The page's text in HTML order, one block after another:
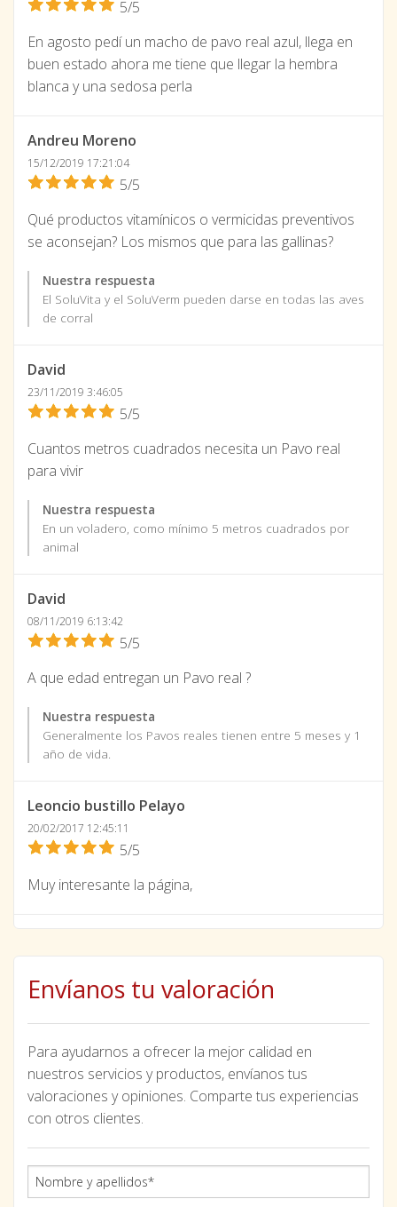
5/5
En agosto pedí un macho de pavo real azul, llega en
buen estado ahora me tiene que llegar la hembra
blanca y una sedosa perla
Andreu Moreno
15/12/2019 17:21:04
5/5
Qué productos vitamínicos o vermicidas preventivos
se aconsejan? Los mismos que para las gallinas?
Nuestra respuesta
El SoluVita y el SoluVerm pueden darse en todas las aves
de corral
David
23/11/2019 3:46:05
5/5
Cuantos metros cuadrados necesita un Pavo real
para vivir
Nuestra respuesta
En un voladero, como mínimo 5 metros cuadrados por
animal
David
08/11/2019 6:13:42
5/5
A que edad entregan un Pavo real ?
Nuestra respuesta
Generalmente los Pavos reales tienen entre 5 meses y 1
año de vida.
Leoncio bustillo Pelayo
20/02/2017 12:45:11
5/5
Muy interesante la página,
Envíanos tu valoración
Para ayudarnos a ofrecer la mejor calidad en
nuestros servicios y productos, envíanos tus
valoraciones y opiniones. Comparte tus experiencias
con otros clientes.